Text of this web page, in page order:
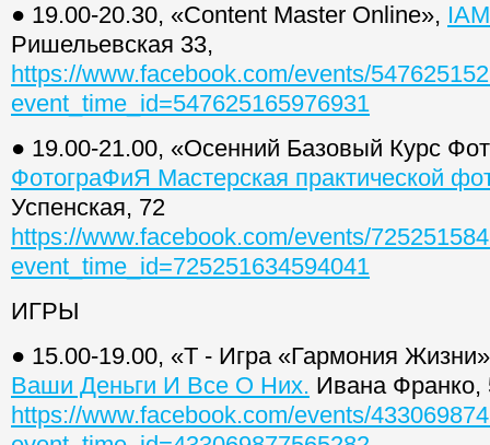
● 19.00-20.30, «Content Master Online»,
Ришельевская 33,
https://www.facebook.com/events/
event_time_id=547625165976931
● 19.00-21.00, «Осенний Базовый Курс
ФотограФиЯ Мастерская практической
Успенская, 72
https://www.facebook.com/events/
event_time_id=725251634594041
ИГРЫ
● 15.00-19.00, «Т - Игра «Гармония
Ваши Деньги И Все О Них. Ивана Франко,
https://www.facebook.com/events/